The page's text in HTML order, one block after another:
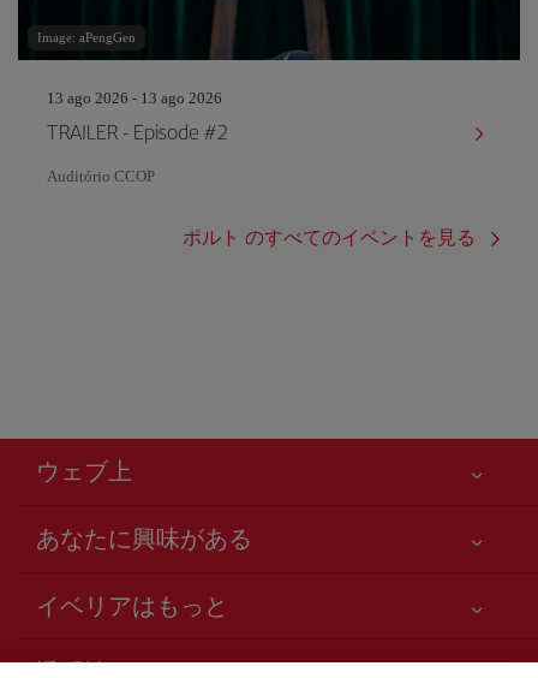
Image: aPengGen
13 ago 2026 - 13 ago 2026
TRAILER - Episode #2
Auditório CCOP
ポルト のすべてのイベントを見る
ウェブ上
あなたに興味がある
アクセシビリティの宣言
サービスのお約束
イベリアはもっと